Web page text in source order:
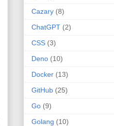
Cazary (8)
ChatGPT (2)
CSS (3)
Deno (10)
Docker (13)
GitHub (25)
Go (9)
Golang (10)